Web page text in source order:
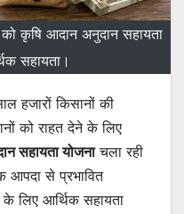
कृषि आदान अनुदान सहायता
सहायता।
हजारों किसानों की
को राहत देने के लिए
सहायता योजनाचला रही
आपदा से प्रभावित
लिए आर्थिक सहायता